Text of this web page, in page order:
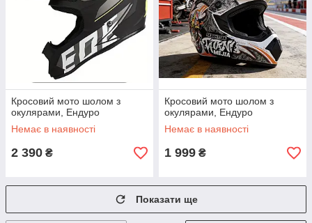
Кросовий мото шолом з
окулярами, Ендуро
Немає в наявності
2 390 ₴
Кросовий мото шолом з
окулярами, Ендуро
Немає в наявності
1 999 ₴
Показати ще